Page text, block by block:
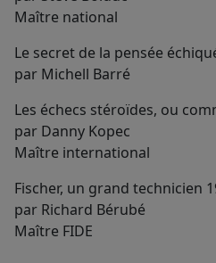
Maître national
Le secret de la pensée
par Michell Barré
Les échecs stéroïdes, ou
par Danny Kopec
Maître international
Fischer, un grand technicien
par Richard Bérubé
Maître FIDE